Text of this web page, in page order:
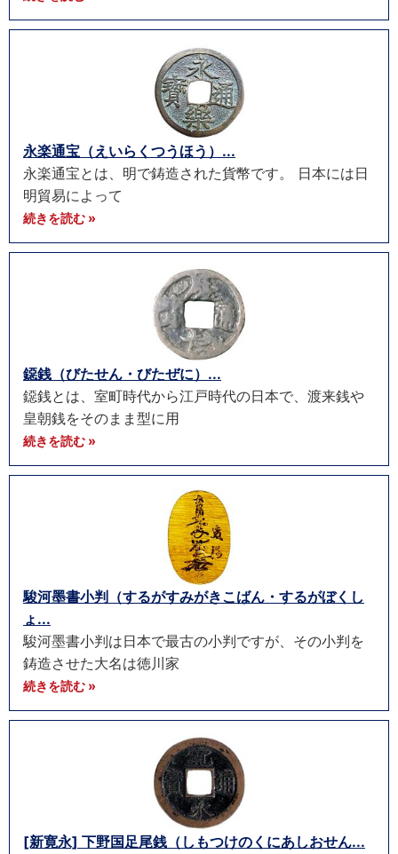
永楽通宝（えいらくつうほう）...
永楽通宝とは、明で鋳造された貨幣です。 日本には日
明貿易によって
続きを読む »
鐚銭（びたせん・びたぜに）...
鐚銭とは、室町時代から江戸時代の日本で、渡来銭や
皇朝銭をそのまま型に用
続きを読む »
駿河墨書小判（するがすみがきこばん・するがぼくし
ょ...
駿河墨書小判は日本で最古の小判ですが、その小判を
鋳造させた大名は徳川家
続きを読む »
[新寛永] 下野国足尾銭（しもつけのくにあしおせん...